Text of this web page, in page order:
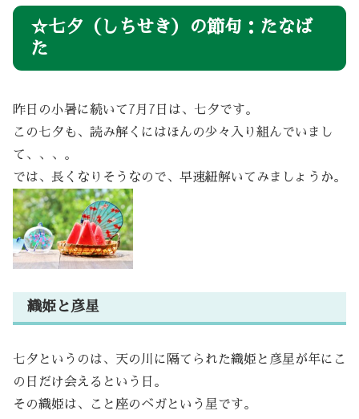
☆七夕（しちせき）の節句：たなば
た
昨日の小暑に続いて7月7日は、七夕です。
この七夕も、読み解くにはほんの少々入り組んでいまし
て、、、。
では、長くなりそうなので、早速紐解いてみましょうか。
織姫と彦星
七夕というのは、天の川に隔てられた織姫と彦星が年にこ
の日だけ会えるという日。
その織姫は、こと座のベガという星です。